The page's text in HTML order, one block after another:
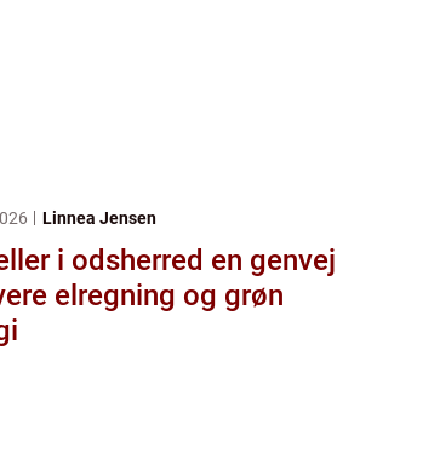
Linnea Jensen
i odsherred en genvej
elregning og grøn